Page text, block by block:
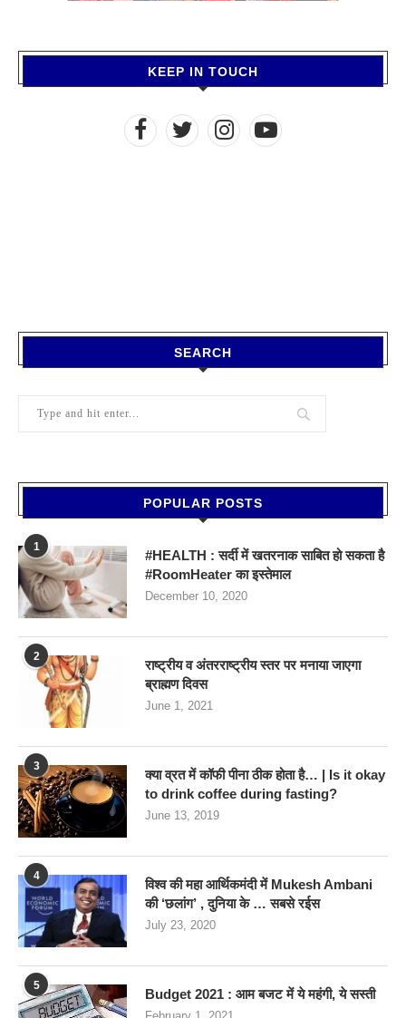
KEEP IN TOUCH
SEARCH
POPULAR POSTS
1
#HEALTH : सर्दी में खतरनाक साबित हो सकता है
#RoomHeater का इस्तेमाल
December 10, 2020
2
राष्ट्रीय व अंतरराष्ट्रीय स्तर पर मनाया जाएगा
ब्राह्मण दिवस
June 1, 2021
3
क्या व्रत में कॉफी पीना ठीक होता है… | Is it okay
to drink coffee during fasting?
June 13, 2019
4
विश्व की महा आर्थिकमंदी में Mukesh Ambani
की ‘छलांग’ , दुनिया के … सबसे रईस
July 23, 2020
5
Budget 2021 : आम बजट में ये महंगी, ये सस्‍ती